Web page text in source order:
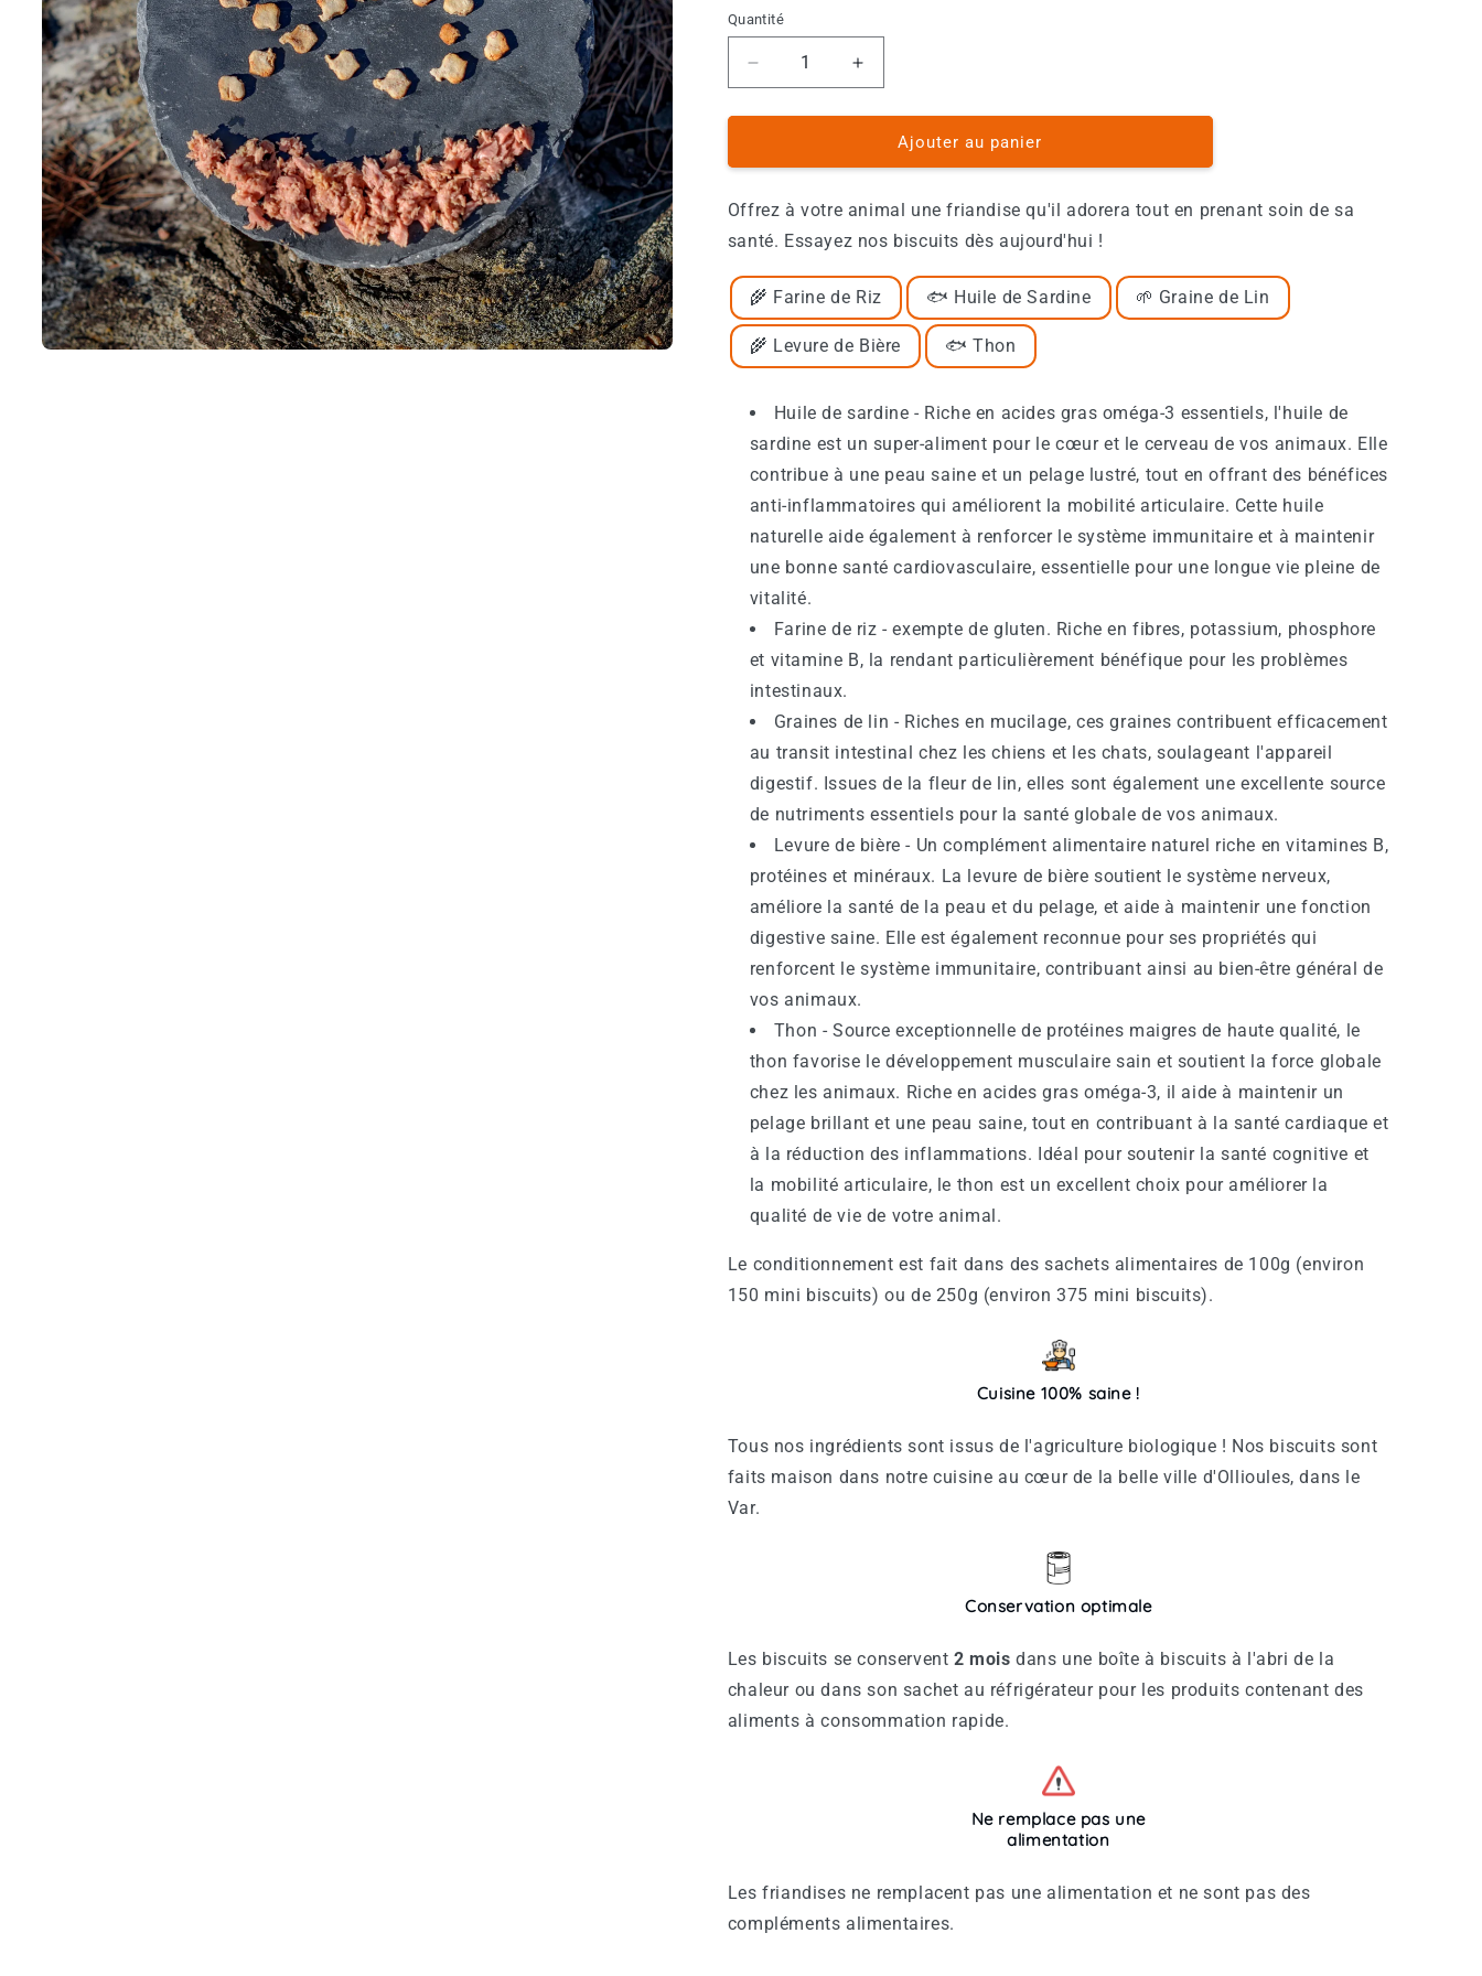
Quantité
Réduire
la
quantité
Biscuits
-
Thon
Augmenter
la
quantité
Biscuits
-
Thon
Ajouter au panier
Offrez à votre animal une friandise qu'il adorera tout en prenant soin de sa
santé. Essayez nos biscuits dès aujourd'hui !
🌾 Farine de Riz 🐟 Huile de Sardine 🌱 Graine de Lin
🌾 Levure de Bière 🐟 Thon
Huile de sardine - Riche en acides gras oméga-3 essentiels, l'huile de
sardine est un super-aliment pour le cœur et le cerveau de vos animaux. Elle
contribue à une peau saine et un pelage lustré, tout en offrant des bénéfices
anti-inflammatoires qui améliorent la mobilité articulaire. Cette huile
naturelle aide également à renforcer le système immunitaire et à maintenir
une bonne santé cardiovasculaire, essentielle pour une longue vie pleine de
vitalité.
Farine de riz - exempte de gluten. Riche en fibres, potassium, phosphore
et vitamine B, la rendant particulièrement bénéfique pour les problèmes
intestinaux.
Graines de lin - Riches en mucilage, ces graines contribuent efficacement
au transit intestinal chez les chiens et les chats, soulageant l'appareil
digestif. Issues de la fleur de lin, elles sont également une excellente source
de nutriments essentiels pour la santé globale de vos animaux.
Levure de bière - Un complément alimentaire naturel riche en vitamines B,
protéines et minéraux. La levure de bière soutient le système nerveux,
améliore la santé de la peau et du pelage, et aide à maintenir une fonction
digestive saine. Elle est également reconnue pour ses propriétés qui
renforcent le système immunitaire, contribuant ainsi au bien-être général de
vos animaux.
Thon - Source exceptionnelle de protéines maigres de haute qualité, le
thon favorise le développement musculaire sain et soutient la force globale
chez les animaux. Riche en acides gras oméga-3, il aide à maintenir un
pelage brillant et une peau saine, tout en contribuant à la santé cardiaque et
à la réduction des inflammations. Idéal pour soutenir la santé cognitive et
la mobilité articulaire, le thon est un excellent choix pour améliorer la
qualité de vie de votre animal.
Le conditionnement est fait dans des sachets alimentaires de 100g (environ
150 mini biscuits) ou de 250g (environ 375 mini biscuits).
Cuisine 100% saine !
Tous nos ingrédients sont issus de l'agriculture biologique ! Nos biscuits sont
faits maison dans notre cuisine au cœur de la belle ville d'Ollioules, dans le
Var.
Conservation optimale
Les biscuits se conservent 2 mois dans une boîte à biscuits à l'abri de la
chaleur ou dans son sachet au réfrigérateur pour les produits contenant des
aliments à consommation rapide.
Ne remplace pas une
alimentation
Les friandises ne remplacent pas une alimentation et ne sont pas des
compléments alimentaires.